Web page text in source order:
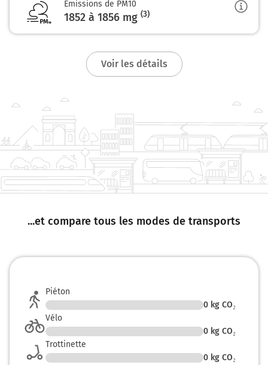
Tourner à droite sur Rue du Four Banal et continuer sur
37,1 km
Chalais
Emissions de PM10
1852 à 1856 mg (3)
Voir les détails
...et compare tous les modes de transports
Piéton
0 kg CO₂
Vélo
0 kg CO₂
Trottinette
0 kg CO₂